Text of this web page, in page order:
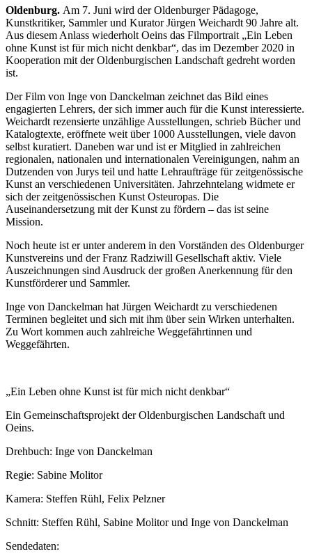
Oldenburg. Am 7. Juni wird der Oldenburger Pädagoge,
Kunstkritiker, Sammler und Kurator Jürgen Weichardt 90 Jahre alt.
Aus diesem Anlass wiederholt Oeins das Filmportrait „Ein Leben
ohne Kunst ist für mich nicht denkbar“, das im Dezember 2020 in
Kooperation mit der Oldenburgischen Landschaft gedreht worden
ist.
Der Film von Inge von Danckelman zeichnet das Bild eines
engagierten Lehrers, der sich immer auch für die Kunst interessierte.
Weichardt rezensierte unzählige Ausstellungen, schrieb Bücher und
Katalogtexte, eröffnete weit über 1000 Ausstellungen, viele davon
selbst kuratiert. Daneben war und ist er Mitglied in zahlreichen
regionalen, nationalen und internationalen Vereinigungen, nahm an
Dutzenden von Jurys teil und hatte Lehraufträge für zeitgenössische
Kunst an verschiedenen Universitäten. Jahrzehntelang widmete er
sich der zeitgenössischen Kunst Osteuropas. Die
Auseinandersetzung mit der Kunst zu fördern – das ist seine
Mission.
Noch heute ist er unter anderem in den Vorständen des Oldenburger
Kunstvereins und der Franz Radziwill Gesellschaft aktiv. Viele
Auszeichnungen sind Ausdruck der großen Anerkennung für den
Kunstförderer und Sammler.
Inge von Danckelman hat Jürgen Weichardt zu verschiedenen
Terminen begleitet und sich mit ihm über sein Wirken unterhalten.
Zu Wort kommen auch zahlreiche Weggefährtinnen und
Weggefährten.
„Ein Leben ohne Kunst ist für mich nicht denkbar“
Ein Gemeinschaftsprojekt der Oldenburgischen Landschaft und
Oeins.
Drehbuch: Inge von Danckelman
Regie: Sabine Molitor
Kamera: Steffen Rühl, Felix Pelzner
Schnitt: Steffen Rühl, Sabine Molitor und Inge von Danckelman
Sendedaten: